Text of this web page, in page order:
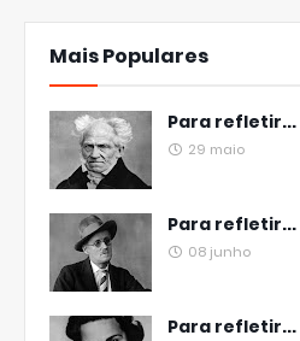
Mais Populares
Para refletir...
29 maio
Para refletir...
08 junho
Para refletir...